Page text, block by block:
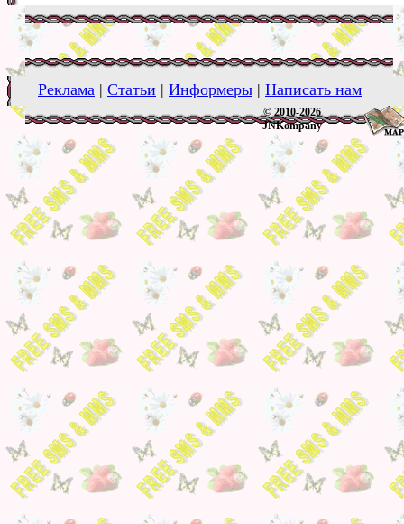
Реклама | Статьи | Информеры | Написать нам
© 2010-2026
JNKompany